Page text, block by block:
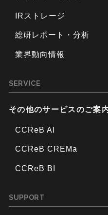
IRストレージ
総研レポート・分析
業界動向情報
SERVICE
その他のサービスのご案
CCReB AI
CCReB CREMa
CCReB BI
SUPPORT